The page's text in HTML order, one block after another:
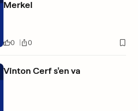
Merkel
0 0
Vinton Cerf s'en va